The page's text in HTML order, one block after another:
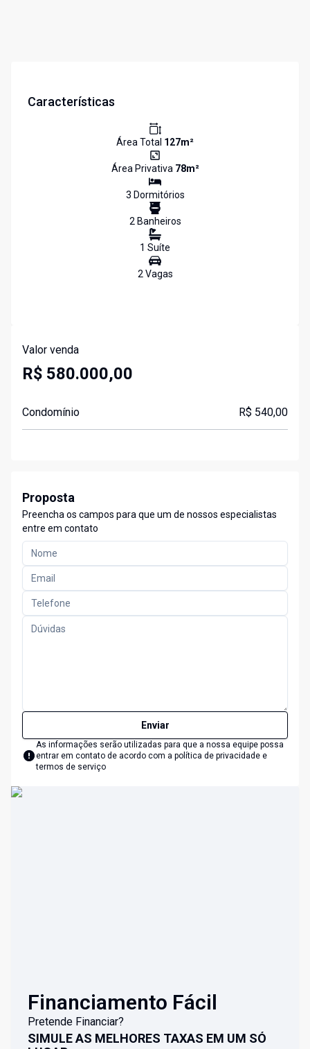
Características
Área Total 127m²
Área Privativa 78m²
3 Dormitórios
2Banheiros
1 Suíte
2Vagas
Valor venda
R$ 580.000,00
Condomínio R$ 540,00
Proposta
Preencha os campos para que um de nossos especialistas
entre em contato
Enviar
As informações serão utilizadas para que a nossa equipe possa
entrar em contato de acordo com a política de privacidade e
termos de serviço
Financiamento Fácil
Pretende Financiar?
SIMULE AS MELHORES TAXAS EM UM SÓ